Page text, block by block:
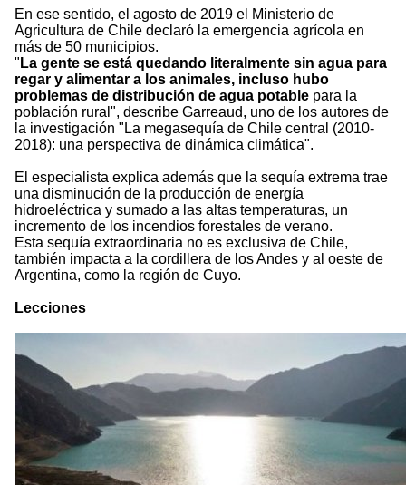
En ese sentido, el agosto de 2019 el Ministerio de
Agricultura de Chile declaró la emergencia agrícola en
más de 50 municipios.
" La gente se está quedando literalmente sin agua para
regar y alimentar a los animales, incluso hubo
problemas de distribución de agua potable para la
población rural", describe Garreaud, uno de los autores de
la investigación "La megasequía de Chile central (2010-
2018): una perspectiva de dinámica climática".
El especialista explica además que la sequía extrema trae
una disminución de la producción de energía
hidroeléctrica y sumado a las altas temperaturas, un
incremento de los incendios forestales de verano.
Esta sequía extraordinaria no es exclusiva de Chile,
también impacta a la cordillera de los Andes y al oeste de
Argentina, como la región de Cuyo.
Lecciones